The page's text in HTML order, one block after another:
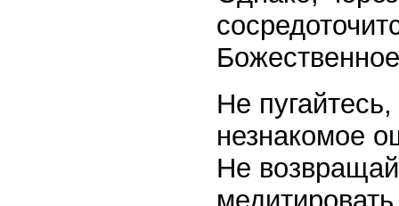
Не
незнакомое
Не